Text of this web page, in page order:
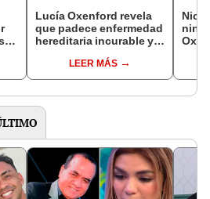
Lucía Oxenford revela
que padece enfermedad
hereditaria incurable y
cómo se manifiesta en
su cuerpo
LEER MÁS